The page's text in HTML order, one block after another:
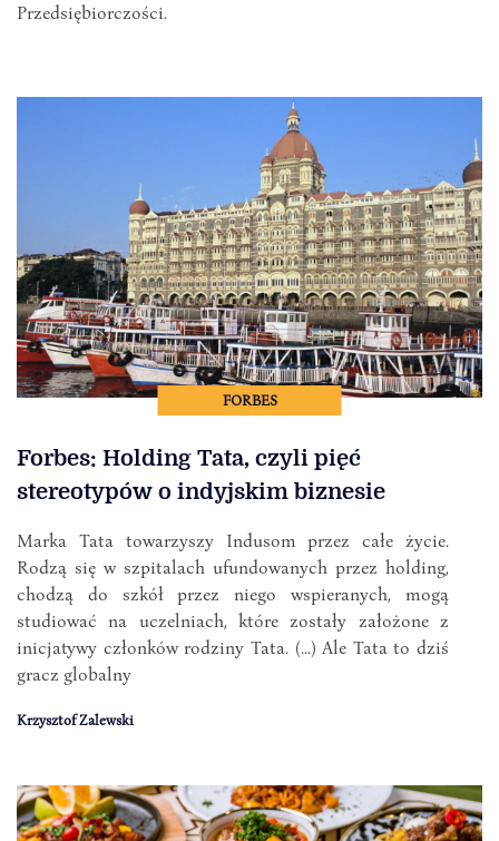
Przedsiębiorczości.
FORBES
Forbes: Holding Tata, czyli pięć
stereotypów o indyjskim biznesie
Marka Tata towarzyszy Indusom przez całe życie.
Rodzą się w szpitalach ufundowanych przez holding,
chodzą do szkół przez niego wspieranych, mogą
studiować na uczelniach, które zostały założone z
inicjatywy członków rodziny Tata. (...) Ale Tata to dziś
gracz globalny
Krzysztof Zalewski